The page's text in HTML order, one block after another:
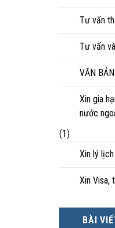
Tư vấn
Tư vấn
VĂN
Xin gia
nước
(1)
Xin lý
Xin Visa,
BÀI